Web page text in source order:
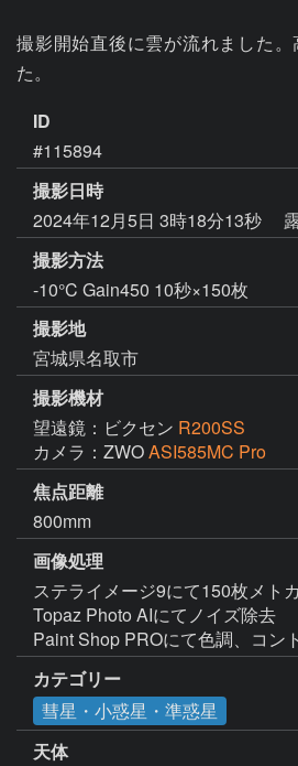
撮影開始直後に雲が流れました
た。
ID
#115894
撮影日時
2024年12月5日 3時18分13秒
撮影方法
-10°C Gain450 10秒×150枚
撮影地
宮城県名取市
撮影機材
望遠鏡：ビクセン R200SS
カメラ：ZWOASI585MC Pro
焦点距離
800mm
画像処理
ステライメージ9にて150枚メト
Topaz Photo AIにてノイズ除去
Paint Shop PROにて色調、コン
カテゴリー
彗星・小惑星・準惑星
天体